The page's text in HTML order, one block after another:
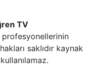
TV
profesyonellerinin
saklıdır kaynak